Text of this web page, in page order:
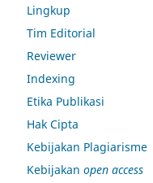
Lingkup
Tim Editorial
Reviewer
Indexing
Etika Publikasi
Hak Cipta
Kebijakan Plagiarisme
Kebijakan open access